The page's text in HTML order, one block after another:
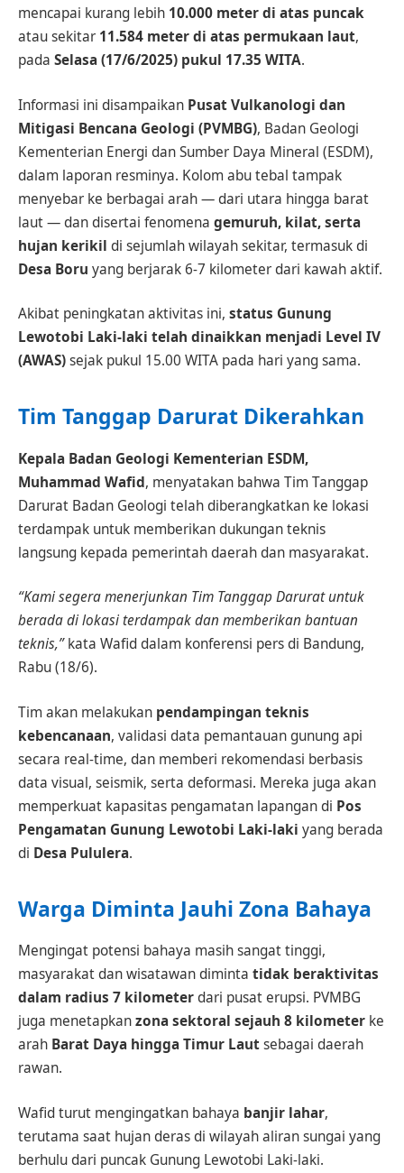
mencapai kurang lebih 10.000 meter di atas puncak
atau sekitar 11.584 meter di atas permukaan laut,
pada Selasa (17/6/2025) pukul 17.35 WITA.
Informasi ini disampaikan Pusat Vulkanologi dan
Mitigasi Bencana Geologi (PVMBG), Badan Geologi
Kementerian Energi dan Sumber Daya Mineral (ESDM),
dalam laporan resminya. Kolom abu tebal tampak
menyebar ke berbagai arah — dari utara hingga barat
laut — dan disertai fenomena gemuruh, kilat, serta
hujan kerikil di sejumlah wilayah sekitar, termasuk di
Desa Boru yang berjarak 6-7 kilometer dari kawah aktif.
Akibat peningkatan aktivitas ini, status Gunung
Lewotobi Laki-laki telah dinaikkan menjadi Level IV
(AWAS)sejak pukul 15.00 WITA pada hari yang sama.
Tim Tanggap Darurat Dikerahkan
Kepala Badan Geologi Kementerian ESDM,
Muhammad Wafid, menyatakan bahwa Tim Tanggap
Darurat Badan Geologi telah diberangkatkan ke lokasi
terdampak untuk memberikan dukungan teknis
langsung kepada pemerintah daerah dan masyarakat.
“Kami segera menerjunkan Tim Tanggap Darurat untuk
berada di lokasi terdampak dan memberikan bantuan
teknis,”kata Wafid dalam konferensi pers di Bandung,
Rabu (18/6).
Tim akan melakukan pendampingan teknis
kebencanaan, validasi data pemantauan gunung api
secara real-time, dan memberi rekomendasi berbasis
data visual, seismik, serta deformasi. Mereka juga akan
memperkuat kapasitas pengamatan lapangan di Pos
Pengamatan Gunung Lewotobi Laki-laki yang berada
di Desa Pululera.
Warga Diminta Jauhi Zona Bahaya
Mengingat potensi bahaya masih sangat tinggi,
masyarakat dan wisatawan diminta tidak beraktivitas
dalam radius 7 kilometerdari pusat erupsi. PVMBG
juga menetapkanzona sektoral sejauh 8 kilometer ke
arah Barat Daya hingga Timur Lautsebagai daerah
rawan.
Wafid turut mengingatkan bahaya banjir lahar,
terutama saat hujan deras di wilayah aliran sungai yang
berhulu dari puncak Gunung Lewotobi Laki-laki.